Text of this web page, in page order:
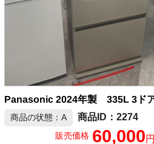
商品の状態：A 2274
販売価格 60,000円